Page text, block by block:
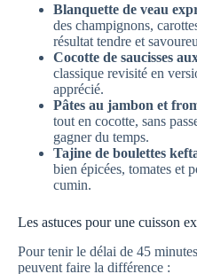
Blanquette de veau
des champignons,
résultat tendre et
Cocotte de saucisses
classique revisité en
apprécié.
Pâtes au jambon et
tout en cocotte, sans
gagner du temps.
Tajine de boulettes
bien épicées, tomates et
cumin.
Les astuces pour une cuisson
Pour tenir le délai de 45
peuvent faire la différence :